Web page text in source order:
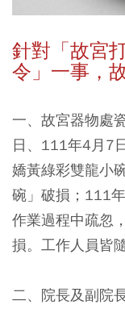
針對「故宮
令」一事，
一、故宮器物處
日、111年4月7
嬌黃綠彩雙龍小
碗」破損；111
作業過程中疏忽
損。工作人員皆
二、院長及副院